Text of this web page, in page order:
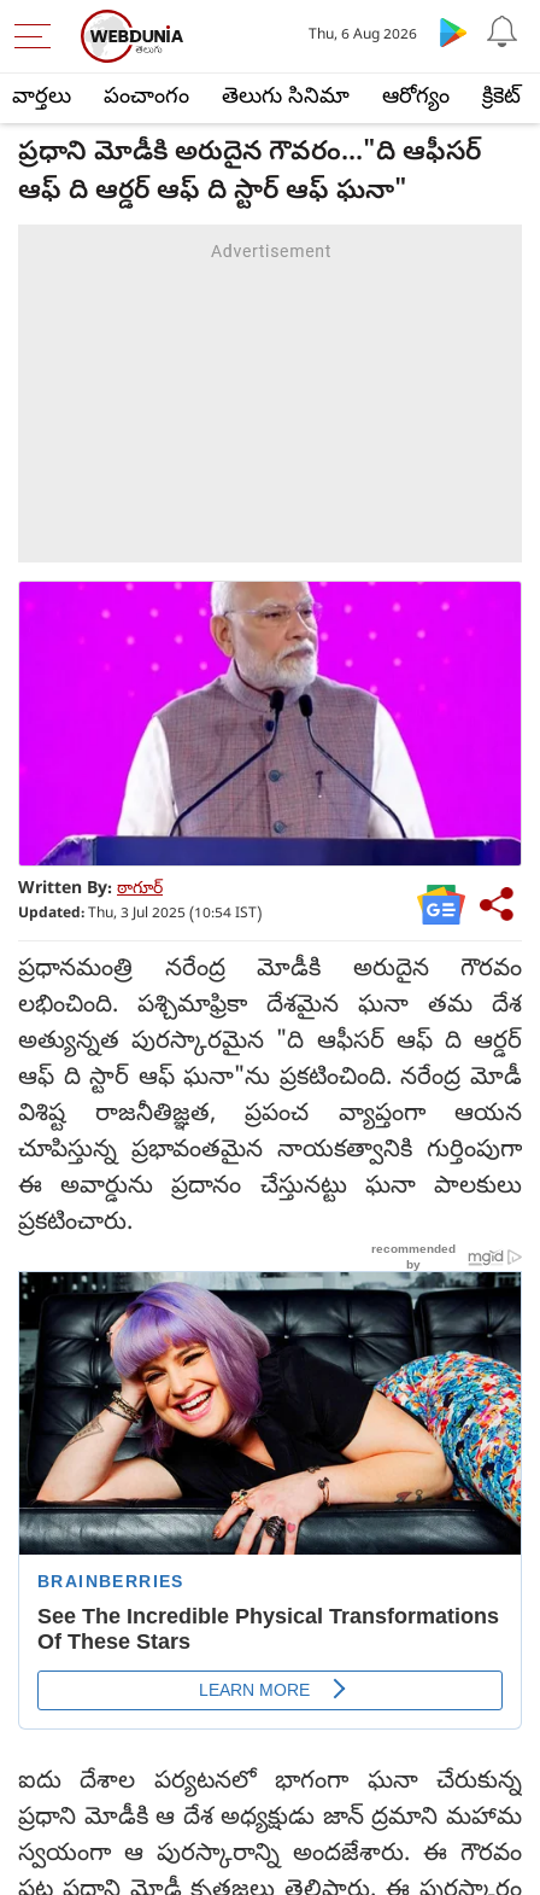
వార్తలు పంచాంగం తెలుగు సినిమా ఆరోగ్యం క్రికెట్
Thu, 6 Aug 2026
ప్రధాని మోడీకి అరుదైన గౌవరం..."ది ఆఫీసర్
ఆఫ్ ది ఆర్డర్ ఆఫ్ ది స్టార్ ఆఫ్ ఘనా"
Written By: ఠాగూర్
Updated:Thu, 3 Jul 2025 (10:54 IST)
ప్రధానమంత్రి నరేంద్ర మోడీకి అరుదైన గౌరవం
లభించింది. పశ్చిమాఫ్రికా దేశమైన ఘనా తమ దేశ
అత్యున్నత పురస్కారమైన "ది ఆఫీసర్ ఆఫ్ ది ఆర్డర్
ఆఫ్ ది స్టార్ ఆఫ్ ఘనా"ను ప్రకటించింది. నరేంద్ర మోడీ
విశిష్ట రాజనీతిజ్ఞత, ప్రపంచ వ్యాప్తంగా ఆయన
చూపిస్తున్న ప్రభావంతమైన నాయకత్వానికి గుర్తింపుగా
ఈ అవార్డును ప్రదానం చేస్తునట్టు ఘనా పాలకులు
ప్రకటించారు.
ఐదు దేశాల పర్యటనలో భాగంగా ఘనా చేరుకున్న
ప్రధాని మోడీకి ఆ దేశ అధ్యక్షుడు జాన్ ద్రమాని మహామ
స్వయంగా ఆ పురస్కారాన్ని అందజేశారు. ఈ గౌరవం